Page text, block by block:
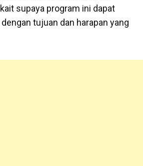
supaya program ini dapat
tujuan dan harapan yang